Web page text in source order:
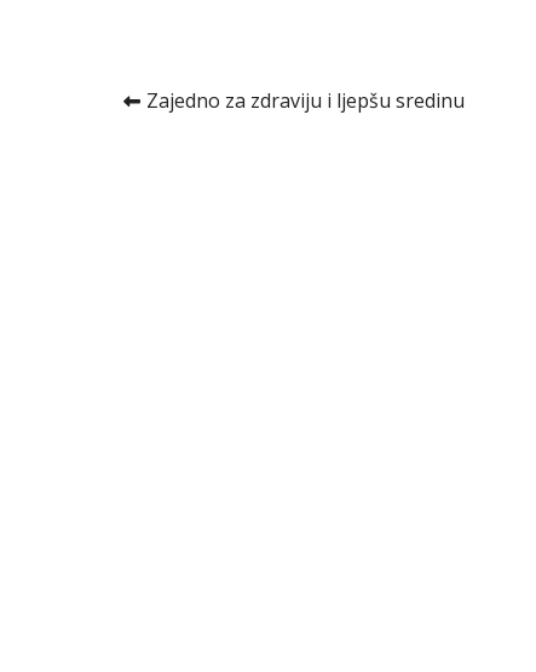
Kretanje
Zajedno za zdraviju i ljepšu sredinu